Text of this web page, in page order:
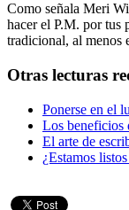
Como señala Meri
hacer el P.M. por tus
tradicional, al menos
Otras lecturas
Ponerse en el
Los beneficios
El arte de
¿Estamos